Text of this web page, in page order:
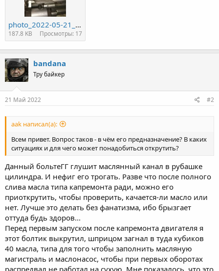
photo_2022-05-21_18-42-14.jpg
187.8 KB Просмотры: 17
bandana
Тру байкер
21 Май 2022 #2
aak написал(а):
Всем привет. Вопрос таков - в чём его предназначение? В каких
ситуациях и для чего может понадобиться открутить?
Данный больтеГГ глушит маслянный канал в рубашке
цилиндра. И нефиг его трогать. Разве что после полного
слива масла типа капремонта ради, можно его
приоткрутить, чтобы проверить, качается-ли масло или
нет. Лучше это делать без фанатизма, ибо брызгает
оттуда будь здоров...
Перед первым запуском после капремонта двигателя я
этот болтик выкрутил, шприцом загнал в туда кубиков
40 масла, типа для того чтобы заполнить масляную
магистраль и маслонасос, чтобы при первых оборотах
распредвал не работал на сухую. Мне показалось, что это